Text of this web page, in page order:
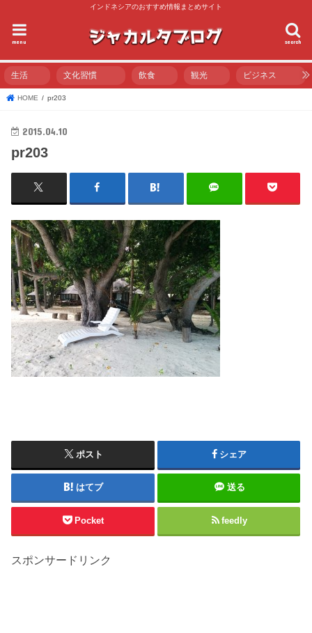
インドネシアのおすすめ情報まとめサイト
search
menu
生活 文化習慣 飲食 観光 ビジネス
HOME pr203
2015.04.10
pr203
ポスト シェア
はてブ 送る
Pocket feedly
スポンサードリンク